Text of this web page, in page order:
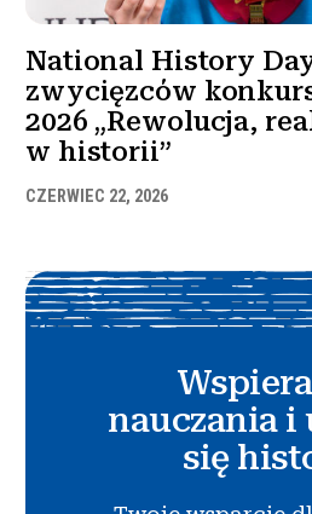
National History
zwycięzców
2026 „Rewolucja,
w historii”
CZERWIEC 22, 2026
nauczania i
się